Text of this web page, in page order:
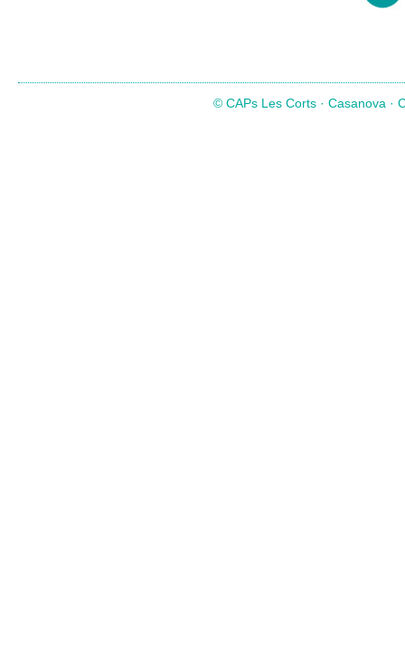
© CAPs Les Corts · Casanova ·